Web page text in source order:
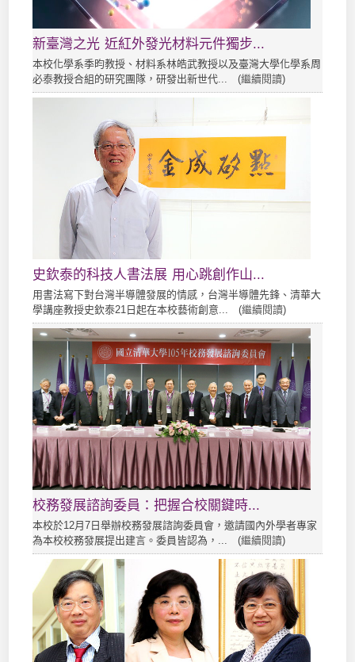
新臺灣之光 近紅外發光材料元件獨步...
本校化學系季昀教授、材料系林皓武教授以及臺灣大學化學系周
必泰教授合組的研究團隊，研發出新世代... (繼續閱讀)
史欽泰的科技人書法展 用心跳創作山...
用書法寫下對台灣半導體發展的情感，台灣半導體先鋒、清華大
學講座教授史欽泰21日起在本校藝術創意... (繼續閱讀)
校務發展諮詢委員：把握合校關鍵時...
本校於12月7日舉辦校務發展諮詢委員會，邀請國內外學者專家
為本校校務發展提出建言。委員皆認為，... (繼續閱讀)